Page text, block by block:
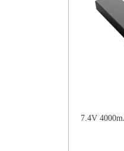
7.4V